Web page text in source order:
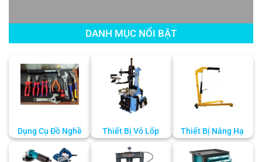
DANH MỤC NỔI BẬT
Dụng Cụ Đồ Nghề Thiết Bị Vỏ Lốp Thiết Bị Nâng Hạ